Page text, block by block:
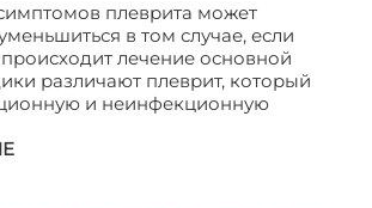
плеврита может
в том случае, если
лечение основной
различают плеврит, который
и неинфекционную